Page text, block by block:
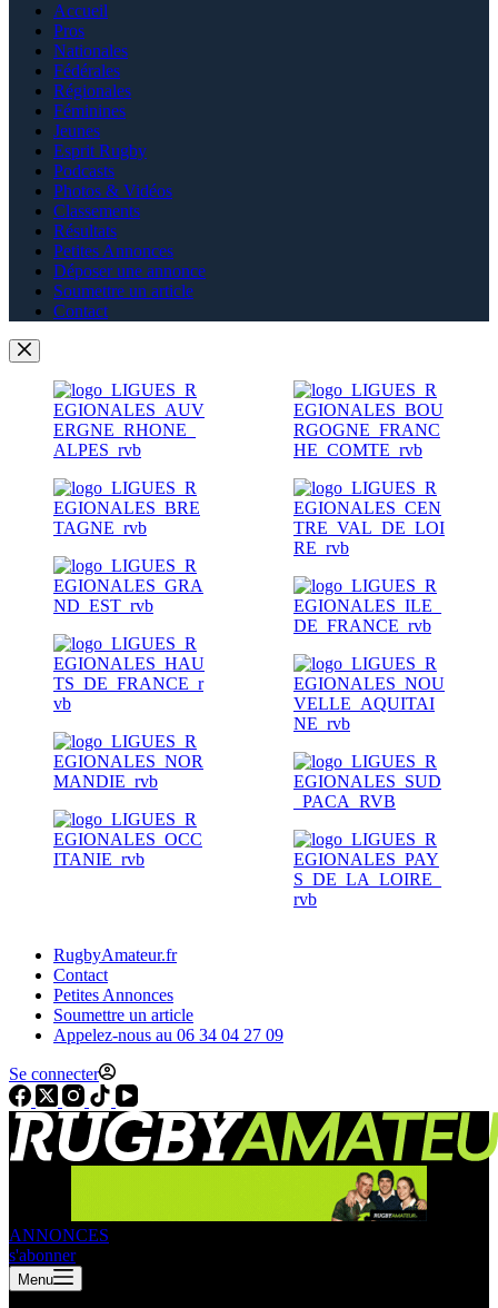
Accueil
Pros
Nationales
Fédérales
Régionales
Féminines
Jeunes
Esprit Rugby
Podcasts
Photos & Vidéos
Classements
Résultats
Petites Annonces
Déposer une annonce
Soumettre un article
Contact
RugbyAmateur.fr
Contact
Petites Annonces
Soumettre un article
Appelez-nous au 06 34 04 27 09
Se connecter
ANNONCES
s'abonner
Menu